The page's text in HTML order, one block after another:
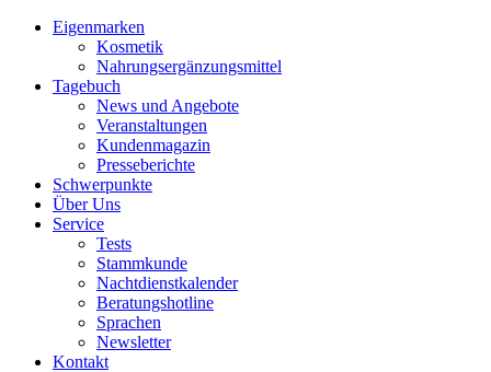
Eigenmarken
Kosmetik
Nahrungsergänzungsmittel
Tagebuch
News und Angebote
Veranstaltungen
Kundenmagazin
Presseberichte
Schwerpunkte
Über Uns
Service
Tests
Stammkunde
Nachtdienstkalender
Beratungshotline
Sprachen
Newsletter
Kontakt